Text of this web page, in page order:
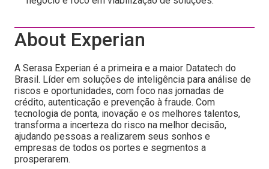
About Experian
A Serasa Experian é a primeira e a maior Datatech do
Brasil. Líder em soluções de inteligência para análise de
riscos e oportunidades, com foco nas jornadas de
crédito, autenticação e prevenção à fraude. Com
tecnologia de ponta, inovação e os melhores talentos,
transforma a incerteza do risco na melhor decisão,
ajudando pessoas a realizarem seus sonhos e
empresas de todos os portes e segmentos a
prosperarem.